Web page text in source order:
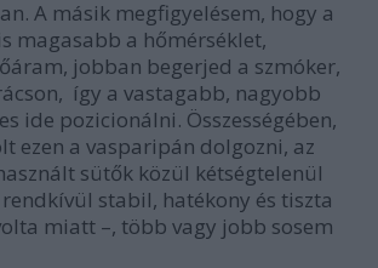
A másik megfigyelésem, hogy a
magasabb a hőmérséklet,
jobban begerjed a szmóker,
így a vastagabb, nagyobb
ide pozicionálni. Összességében,
ezen a vasparipán dolgozni, az
sütők közül kétségtelenül
rendkívül stabil, hatékony és tiszta
miatt –, több vagy jobb sosem